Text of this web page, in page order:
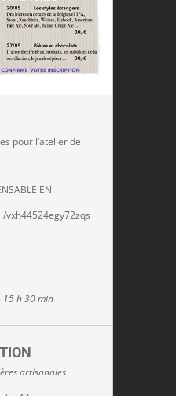
pour l’atelier de
EN
vxh44524egy72zqs
15 h 30 min
artisanales